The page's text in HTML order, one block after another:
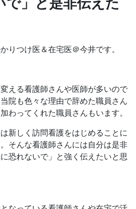
りつけ医＆在宅医＠今井です。
える看護師さんや医師が多いので
院も色々な理由で辞めた職員さん
わってくれた職員さんもいます。
新しく訪問看護をはじめることに
そんな看護師さんには自分は是非
恐れないで」と強く伝えたいと思